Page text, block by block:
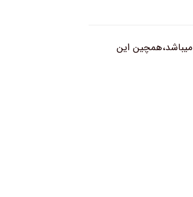
میباشد،همچین این